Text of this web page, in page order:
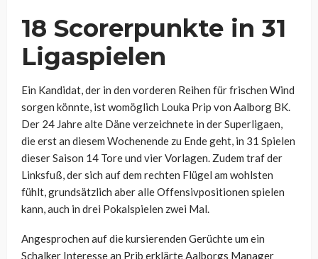
18 Scorerpunkte in 31
Ligaspielen
Ein Kandidat, der in den vorderen Reihen für frischen Wind
sorgen könnte, ist womöglich Louka Prip von Aalborg BK.
Der 24 Jahre alte Däne verzeichnete in der Superligaen,
die erst an diesem Wochenende zu Ende geht, in 31 Spielen
dieser Saison 14 Tore und vier Vorlagen. Zudem traf der
Linksfuß, der sich auf dem rechten Flügel am wohlsten
fühlt, grundsätzlich aber alle Offensivpositionen spielen
kann, auch in drei Pokalspielen zwei Mal.
Angesprochen auf die kursierenden Gerüchte um ein
Schalker Interesse an Prib erklärte Aalborgs Manager